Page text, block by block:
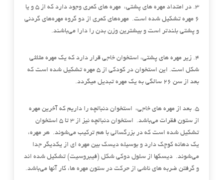
3. در امتداد مهره های پشتی، مهره های کمری وجود دارد که از 5 و یا
6 مهره تشکیل شده است. مهره‌های کمری از دو گروه مهره‌های گردنی
و پشتی بلند‌تر است و بیشترین وزن بدن را دارا می‌باشند.
4. زیر مهره های پشتی، ‌استخوان خاجی قرار دارد که یک مهره مثلثی
شکل است. این استخوان در کودکی از 5 مهره تشکیل شده است که
بعد از سن 26 سالگی به یک مهره تبدیل میگردد.
5. بعد از مهره های خاجی، استخوان دنبالچه را داریم که آخرین مهره
از ستون فقرات می‌باشد. استخوان دنبالچه نیز از 3 تا 5 استخوان
تشکیل شده است که در بزرگسالی با هم ترکیب می‌شوند. هر مهره،
‌یک دهانه کوچک دارد و بوسیله دیسک بین مهره ای از یکدیگر جدا
می‌شوند. دیسکها از سلول دوکی شکل (فیبروسیت) تشکیل شده اند
و گرفتن ضربه های ناشی از حرکت در ستون مهره ها، کار آنها می‌باشد.